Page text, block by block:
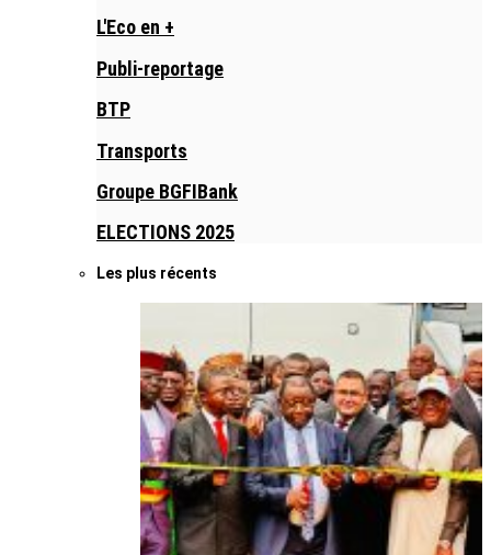
L'Eco en +
Publi-reportage
BTP
Transports
Groupe BGFIBank
ELECTIONS 2025
Les plus récents